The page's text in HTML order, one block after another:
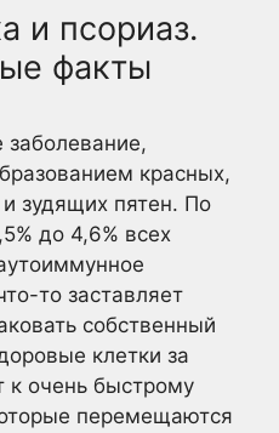
и псориаз.
факты
красных,
зудящих пятен. По
до 4,6% всех
то заставляет
собственный
клетки за
к очень быстрому
перемещаются